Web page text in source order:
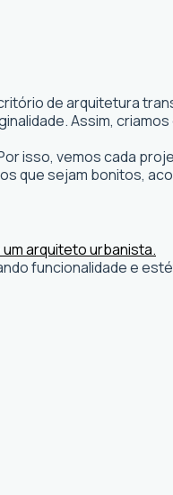
de arquitetura
Assim,
isso, vemos cada
que sejam bonitos,
funcionalidade e